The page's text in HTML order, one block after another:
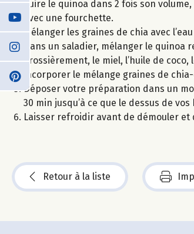
Cuire le quinoa dans 2 fois son
avec une fourchette.
Mélanger les graines de chia avec
Dans un saladier, mélanger le
grossièrement, le miel, l’huile de
incorporer le mélange graines de
Déposer votre préparation dans un
30 min jusqu’à ce que le dessus de
Laisser refroidir avant de démouler et
Retour à la liste